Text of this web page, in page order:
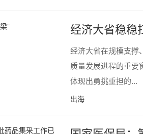
经济大省稳稳
经济大省在规模支撑
质量发展进程的重要
体现出勇挑重担的...
出海